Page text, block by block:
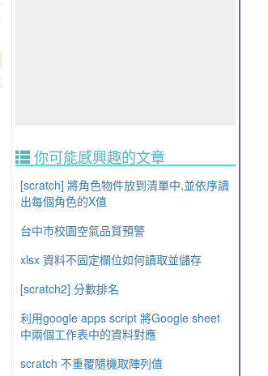
你可能感興趣的文章
[scratch] 將角色物件放到清單中,並依序讀
出每個角色的X值
台中市校園空氣品質預警
xlsx 資料不固定欄位如何讀取並儲存
[scratch2] 分數排名
利用google apps script 將Google sheet
中兩個工作表中的資料對應
scratch 不重覆隨機取陣列值